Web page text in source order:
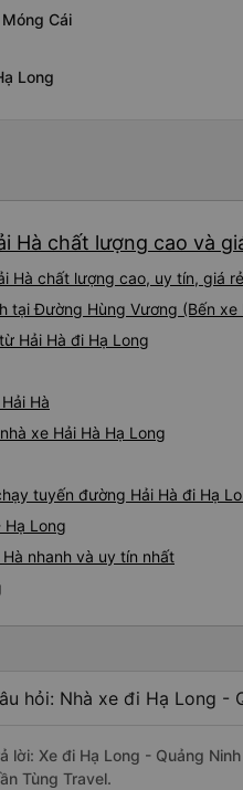
Cái
Long
Hà chất lượng cao và
Hà chất lượng cao, uy tín, giá
tại Đường Hùng Vương (Bến
Hải Hà đi Hạ Long
Hà
xe Hải Hà Hạ Long
tuyến đường Hải Hà đi Hạ
Long
nhanh và uy tín nhất
hỏi: Nhà xe đi Hạ Long -
lời: Xe đi Hạ Long - Quảng
Tùng Travel.